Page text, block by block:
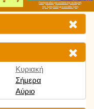
Πατήστε εδώ για να δείτε την εκπομπή
την Τρίτη 9:00 μμ και κάθε Τρίτη
Κυριακή
Σήμερα
Αύριο